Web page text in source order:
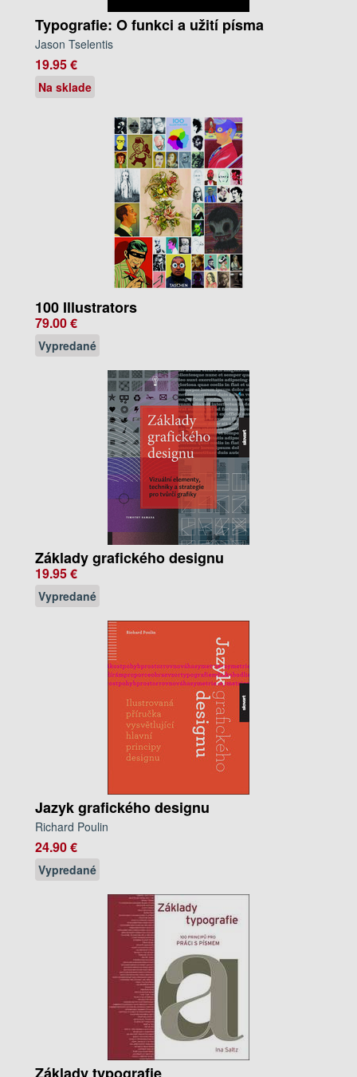
Typografie: O funkci a užití písma
Jason Tselentis
19.95 €
Na sklade
100 Illustrators
79.00 €
Vypredané
Základy grafického designu
19.95 €
Vypredané
Jazyk grafického designu
Richard Poulin
24.90 €
Vypredané
Základy typografie